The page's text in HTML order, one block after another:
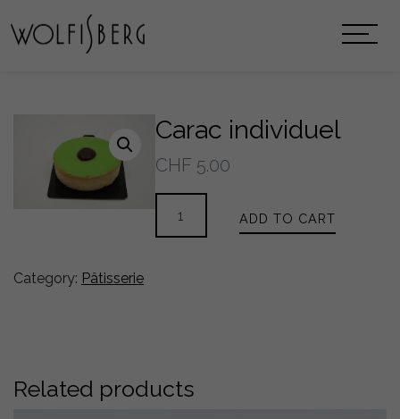
Carac individuel
CHF 5.00
individuel
ADD TO CART
Category: Pâtisserie
Related products